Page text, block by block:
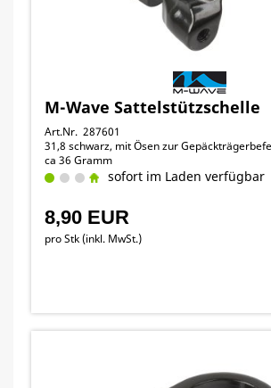
M-Wave Sattelstützschelle
Art.Nr. 287601
31,8 schwarz, mit Ösen zur
ca 36 Gramm
sofort im Laden verfügbar
8,90 EUR
pro Stk (inkl. MwSt.)